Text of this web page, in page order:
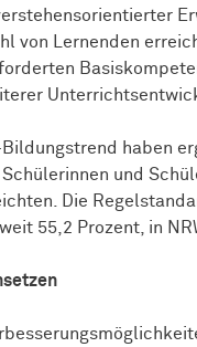
von Lernenden
haben
und
Die
55,2 Prozent, in